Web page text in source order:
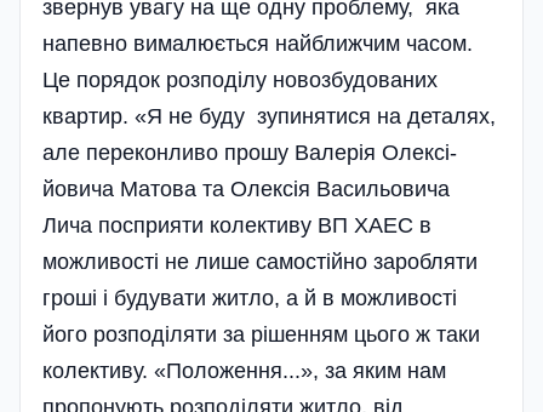
звернув увагу на ще одну проблему, яка
напевно вималюється найближчим часом.
Це порядок розподілу новозбудованих
квартир. «Я не буду зупинятися на деталях,
але переконливо прошу Валерія Олексі­
йовича Матова та Олексія Васильовича
Лича посприяти колективу ВП ХАЕС в
можливості не лише самостійно заробляти
гроші і будувати житло, а й в можливості
його розподіляти за рішенням цього ж таки
колективу. «Положення...», за яким нам
пропонують розподіляти житло, від